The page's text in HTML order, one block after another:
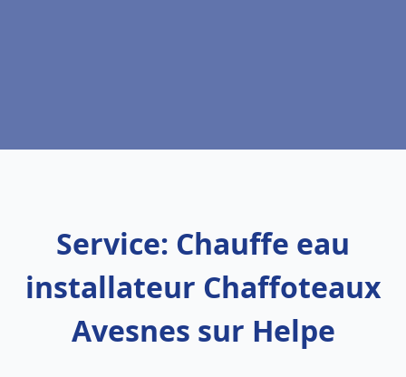
Service: Chauffe eau
installateur Chaffoteaux
Avesnes sur Helpe